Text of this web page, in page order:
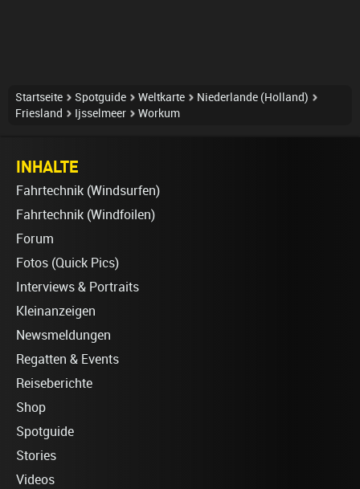
Startseite Spotguide Weltkarte
Niederlande (Holland)
Friesland
Ijsselmeer Workum
INHALTE
Fahrtechnik (Windsurfen)
Fahrtechnik (Windfoilen)
Forum
Fotos (Quick Pics)
Interviews & Portraits
Kleinanzeigen
Newsmeldungen
Regatten & Events
Reiseberichte
Shop
Spotguide
Stories
Videos